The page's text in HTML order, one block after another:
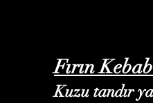
Fırın
Kuzu tandır